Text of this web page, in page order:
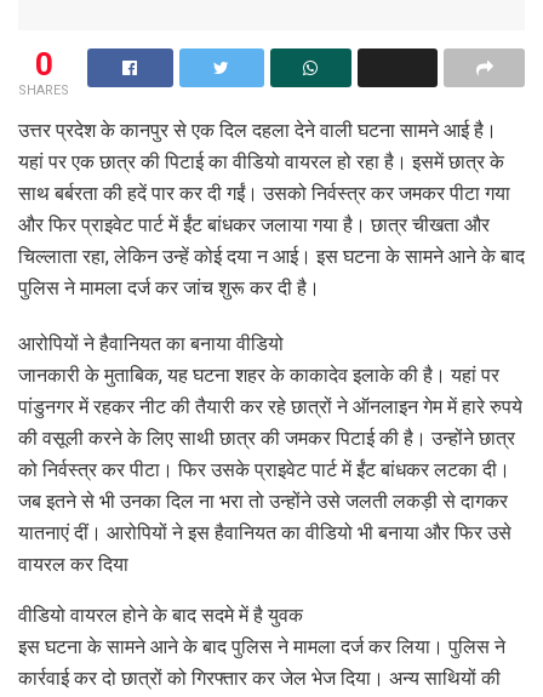
0
SHARES
उत्तर प्रदेश के कानपुर से एक दिल दहला देने वाली घटना सामने आई है।
यहां पर एक छात्र की पिटाई का वीडियो वायरल हो रहा है। इसमें छात्र के
साथ बर्बरता की हदें पार कर दी गईं। उसको निर्वस्त्र कर जमकर पीटा गया
और फिर प्राइवेट पार्ट में ईंट बांधकर जलाया गया है। छात्र चीखता और
चिल्लाता रहा, लेकिन उन्हें कोई दया न आई। इस घटना के सामने आने के बाद
पुलिस ने मामला दर्ज कर जांच शुरू कर दी है।
आरोपियों ने हैवानियत का बनाया वीडियो
जानकारी के मुताबिक, यह घटना शहर के काकादेव इलाके की है। यहां पर
पांडुनगर में रहकर नीट की तैयारी कर रहे छात्रों ने ऑनलाइन गेम में हारे रुपये
की वसूली करने के लिए साथी छात्र की जमकर पिटाई की है। उन्होंने छात्र
को निर्वस्त्र कर पीटा। फिर उसके प्राइवेट पार्ट में ईंट बांधकर लटका दी।
जब इतने से भी उनका दिल ना भरा तो उन्होंने उसे जलती लकड़ी से दागकर
यातनाएं दीं। आरोपियों ने इस हैवानियत का वीडियो भी बनाया और फिर उसे
वायरल कर दिया
वीडियो वायरल होने के बाद सदमे में है युवक
इस घटना के सामने आने के बाद पुलिस ने मामला दर्ज कर लिया। पुलिस ने
कार्रवाई कर दो छात्रों को गिरफ्तार कर जेल भेज दिया। अन्य साथियों की